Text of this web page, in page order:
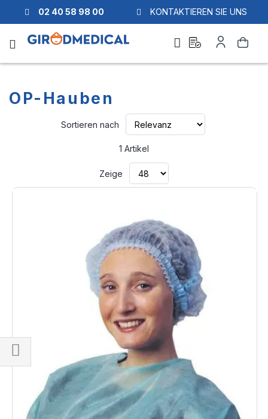
02 40 58 98 00 KONTAKTIEREN SIE UNS
Suche
quote
Konto
OP-Hauben
Sortieren nach
1 Artikel
Zeige
Einkaufsoptionen